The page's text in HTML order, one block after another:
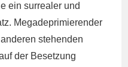
ein surrealer und
Megadeprimierender
stehenden
der Besetzung